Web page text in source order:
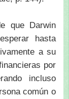
que Darwin
hasta
a su
por
incluso
común o